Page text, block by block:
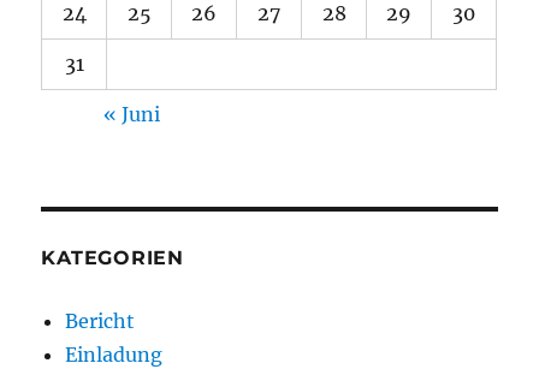
24 25 26 27 28 29 30
31
« Juni
KATEGORIEN
Bericht
Einladung